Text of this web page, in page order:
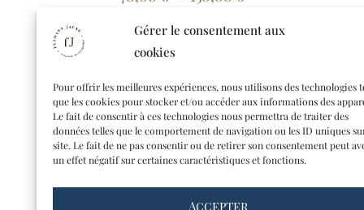
Gérer le consentement aux
cookies
Pour offrir les meilleures expériences, nous utilisons des technologies
que les cookies pour stocker et/ou accéder aux informations des
Le fait de consentir à ces technologies nous permettra de traiter des
données telles que le comportement de navigation ou les ID uniques
site. Le fait de ne pas consentir ou de retirer son consentement peut
un effet négatif sur certaines caractéristiques et fonctions.
Accepter
Choix des options